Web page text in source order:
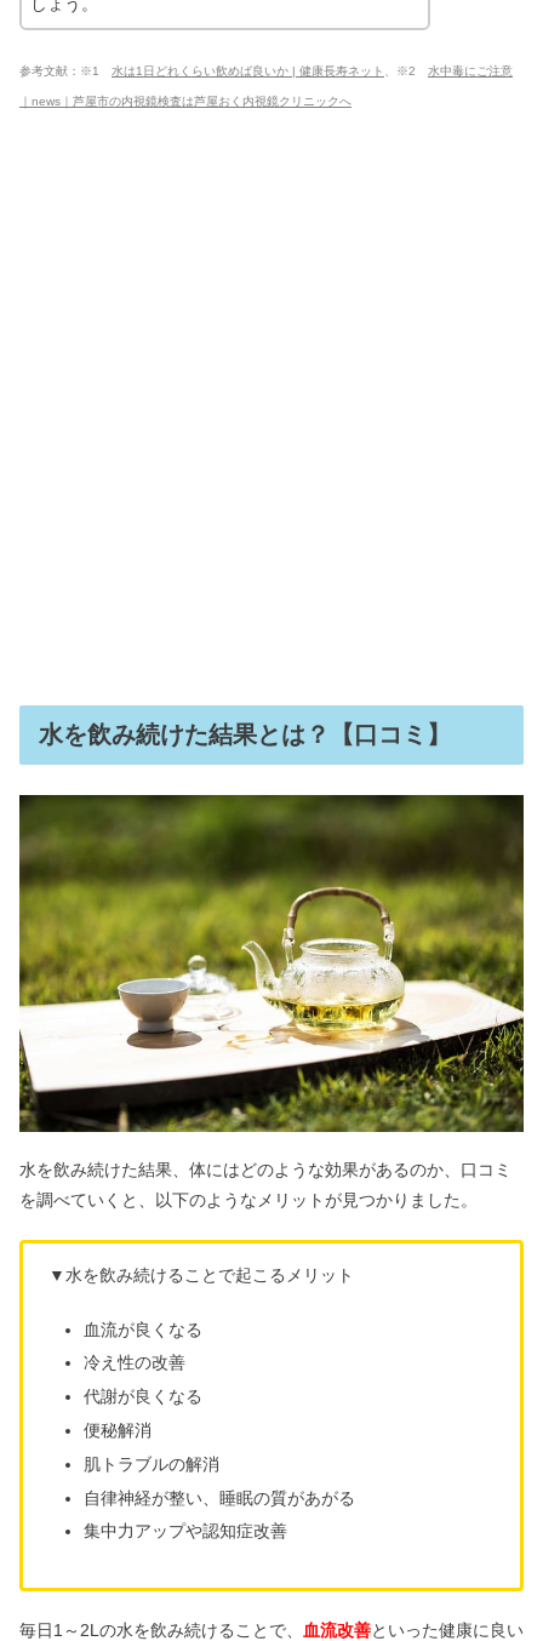
しょう。
参考文献：※1 水は1日どれくらい飲めば良いか | 健康長寿ネット 、※2 水中毒にご注意
｜news｜芦屋市の内視鏡検査は芦屋おく内視鏡クリニックへ
水を飲み続けた結果とは？【口コミ】
水を飲み続けた結果、体にはどのような効果があるのか、口コミ
を調べていくと、以下のようなメリットが見つかりました。
▼水を飲み続けることで起こるメリット
血流が良くなる
冷え性の改善
代謝が良くなる
便秘解消
肌トラブルの解消
自律神経が整い、睡眠の質があがる
集中力アップや認知症改善
毎日1～2Lの水を飲み続けることで、 血流改善といった健康に良い